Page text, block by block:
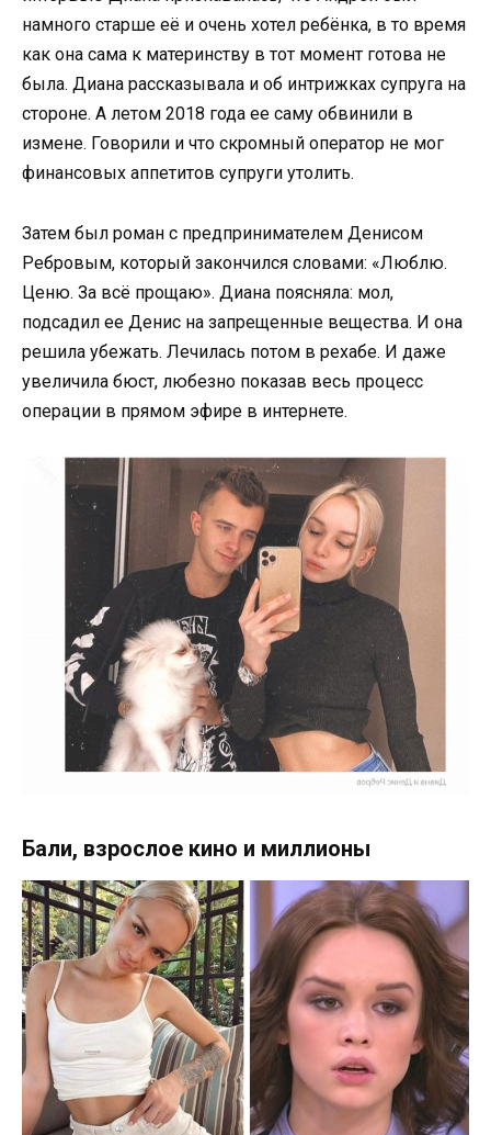
намного старше её и очень хотел ребёнка, в то время
как она сама к материнству в тот момент готова не
была. Диана рассказывала и об интрижках супруга на
стороне. А летом 2018 года ее саму обвинили в
измене. Говорили и что скромный оператор не мог
финансовых аппетитов супруги утолить.
Затем был роман с предпринимателем Денисом
Ребровым, который закончился словами: «Люблю.
Ценю. За всё прощаю». Диана поясняла: мол,
подсадил ее Денис на запрещенные вещества. И она
решила убежать. Лечилась потом в рехабе. И даже
увеличила бюст, любезно показав весь процесс
операции в прямом эфире в интернете.
Бали, взрослое кино и миллионы